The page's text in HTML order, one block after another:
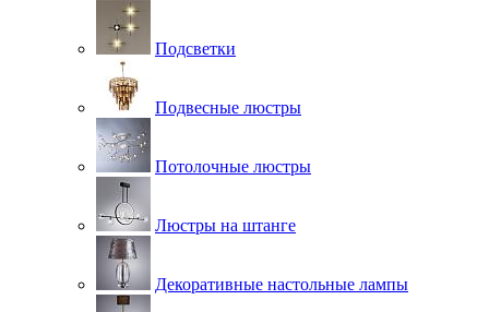
Подсветки
Подвесные люстры
Потолочные люстры
Люстры на штанге
Декоративные настольные лампы